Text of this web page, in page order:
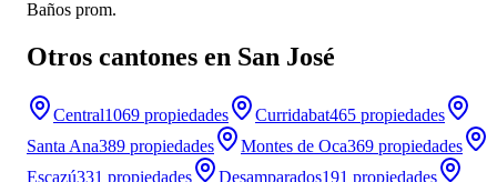
Baños prom.
Otros cantones en San José
Central1069 propiedades Curridabat465 propiedades
Santa Ana389 propiedades Montes de Oca369 propiedades
Escazú331 propiedades Desamparados191 propiedades